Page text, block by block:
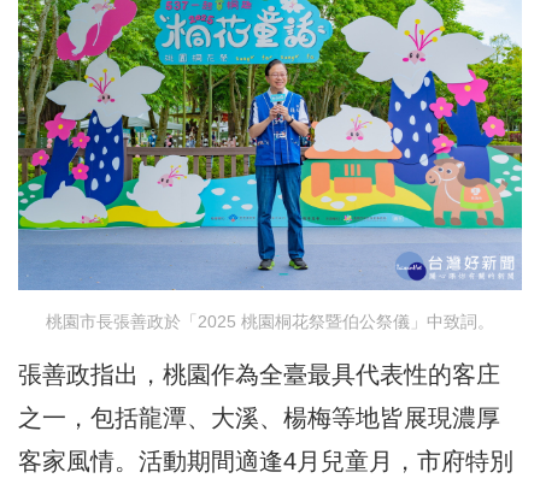
桃園市長張善政於「2025 桃園桐花祭暨伯公祭儀」中致詞。
張善政指出，桃園作為全臺最具代表性的客庄
之一，包括龍潭、大溪、楊梅等地皆展現濃厚
客家風情。活動期間適逢4月兒童月，市府特別